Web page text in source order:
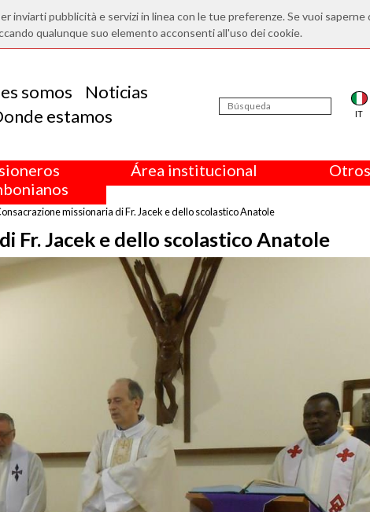
inviarti pubblicità e servizi in linea con le tue preferenze. Se vuoi
qualunque suo elemento acconsenti all'uso dei cookie.
somos
Noticias
estamos
IT
Área institucional
missionaria di Fr. Jacek e dello scolastico Anatole
Fr. Jacek e dello scolastico Anatole